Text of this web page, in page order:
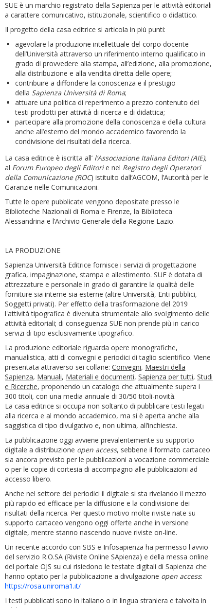
SUE è un marchio registrato della Sapienza per le attività editoriali
a carattere comunicativo, istituzionale, scientifico o didattico.
Il progetto della casa editrice si articola in più punti:
agevolare la produzione intellettuale del corpo docente
dell’Università attraverso un riferimento interno qualificato in
grado di provvedere alla stampa, all’edizione, alla promozione,
alla distribuzione e alla vendita diretta delle opere;
contribuire a diffondere la conoscenza e il prestigio
della Sapienza Università di Roma;
attuare una politica di reperimento a prezzo contenuto dei
testi prodotti per attività di ricerca e di didattica;
partecipare alla promozione della conoscenza e della cultura
anche all’esterno del mondo accademico favorendo la
condivisione dei risultati della ricerca.
La casa editrice è iscritta all’ l’Associazione Italiana Editori (AIE),
al Forum Europeo degli Editorie nel Registro degli Operatori
della Comunicazione (ROC) istituito dall’AGCOM, l’Autorità per le
Garanzie nelle Comunicazioni.
Tutte le opere pubblicate vengono depositate presso le
Biblioteche Nazionali di Roma e Firenze, la Biblioteca
Alessandrina e l’Archivio Generale della Regione Lazio.
LA PRODUZIONE
Sapienza Università Editrice fornisce i servizi di progettazione
grafica, impaginazione, stampa e allestimento. SUE è dotata di
attrezzature e personale in grado di garantire la qualità delle
forniture sia interne sia esterne (altre Università, Enti pubblici,
Soggetti privati). Per effetto della trasformazione del 2019
l'attività tipografica è divenuta strumentale allo svolgimento delle
attività editoriali; di conseguenza SUE non prende più in carico
servizi di tipo esclusivamente tipografico.
La produzione editoriale riguarda opere monografiche,
manualistica, atti di convegni e periodici di taglio scientifico. Viene
presentata attraverso sei collane: Convegni, Maestri della
Sapienza, Manuali, Materiali e documenti, Sapienza per tutti, Studi
e Ricerche, proponendo un catalogo che attualmente supera i
300 titoli, con una media annuale di 30/50 titoli-novità.
La casa editrice si occupa non soltanto di pubblicare testi legati
alla ricerca e al mondo accademico, ma si è aperta anche alla
saggistica di tipo divulgativo e, non ultima, all’inchiesta.
La pubblicazione oggi avviene prevalentemente su supporto
digitale a distribuzione open access, sebbene il formato cartaceo
sia ancora previsto per le pubblicazioni a vocazione commerciale
o per le copie di cortesia di accompagno alle pubblicazioni ad
accesso libero.
Anche nel settore dei periodici il digitale si sta rivelando il mezzo
più rapido ed efficace per la diffusione e la condivisione dei
risultati della ricerca. Per questo motivo molte riviste nate su
supporto cartaceo vengono oggi offerte anche in versione
digitale, mentre stanno nascendo nuove riviste on-line.
Un recente accordo con SBS e Infosapienza ha permesso l'avvio
del servizio R.O.SA (Riviste Online SApienza) e della messa online
del portale OJS su cui risiedono le testate digitali di Sapienza che
hanno optato per la pubblicazione a divulgazione open access:
https://rosa.uniroma1.it/
I testi pubblicati sono in italiano o in lingua straniera e talvolta in